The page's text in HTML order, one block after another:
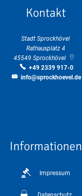
Kontakt
Stadt Sprockhövel
Rathausplatz 4
45549 Sprockhövel
+49 2339 917-0
info@sprockhoevel.de
Informationen
Impressum